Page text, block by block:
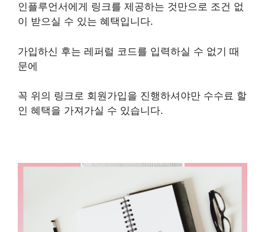
인플루언서에게 링크를 제공하는 것만으로 조건 없
이 받으실 수 있는 혜택입니다.
가입하신 후는 레퍼럴 코드를 입력하실 수 없기 때
문에
꼭 위의 링크로 회원가입을 진행하셔야만 수수료 할
인 혜택을 가져가실 수 있습니다.